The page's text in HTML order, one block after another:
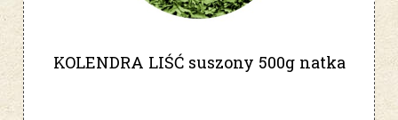
KOLENDRA LIŚĆ suszony 500g natka